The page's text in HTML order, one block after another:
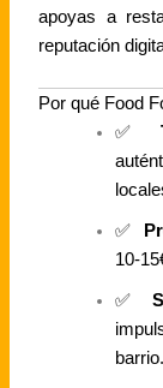
apoyas a
reputación
Por qué Food
✅
✅
10-
✅
barrio.